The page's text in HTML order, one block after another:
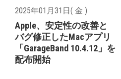
2025年01月31日( 金 )
Apple、安定性の改善と
バグ修正したMacアプリ
「GarageBand 10.4.12」を
配布開始